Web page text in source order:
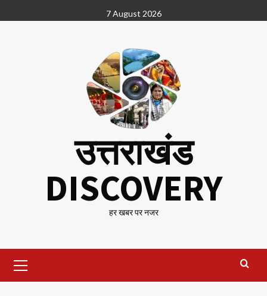
to
7 August 2026
उत्तराखंड
DISCOVERY
हर खबर पर नजर
Menu